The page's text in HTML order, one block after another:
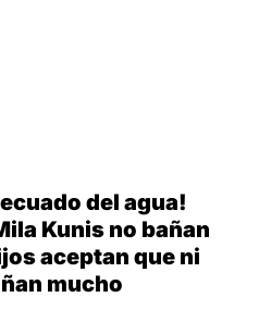
del agua!
Kunis no bañan
aceptan que ni
mucho